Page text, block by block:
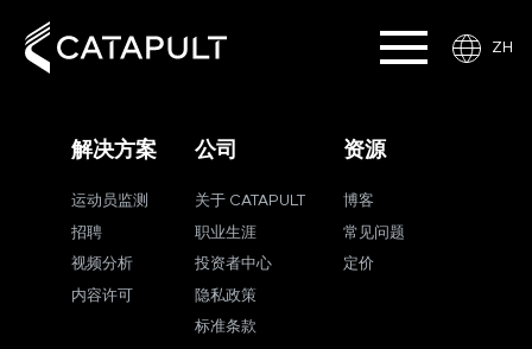
ZH
解决方案
运动员监测
招聘
视频分析
内容许可
公司
关于 CATAPULT
职业生涯
投资者中心
隐私政策
标准条款
资源
博客
常见问题
定价